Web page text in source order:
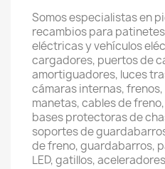
Somos especialistas en
recambios para
eléctricas y vehículos
cargadores, puertos de
amortiguadores, luces
cámaras internas,
manetas, cables de
bases protectoras de
soportes de
de freno, guardabarros,
LED, gatillos,